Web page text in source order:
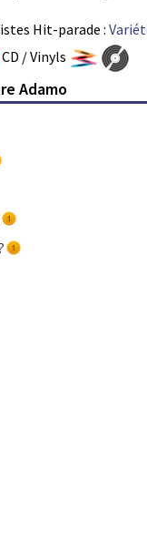
Hit-parade :
CD / Vinyls
Adamo